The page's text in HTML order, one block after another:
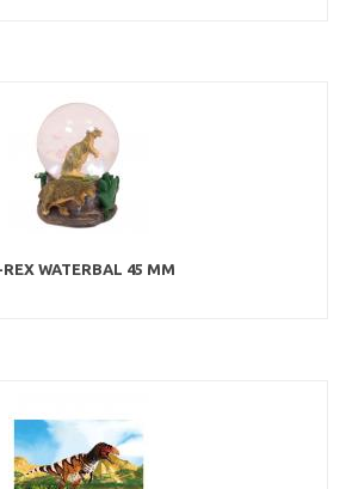
WATERBAL 45 MM